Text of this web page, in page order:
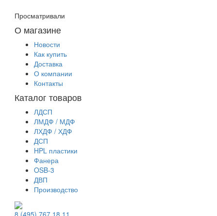
Просматривали
О магазине
Новости
Как купить
Доставка
О компании
Контакты
Каталог товаров
ЛДСП
ЛМДФ / МДФ
ЛХДФ / ХДФ
ДСП
HPL пластики
Фанера
OSB-3
ДВП
Производство
8 (495) 767 18 11